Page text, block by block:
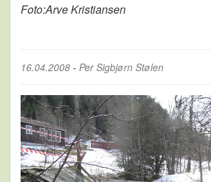
Foto:Arve Kristiansen
16.04.2008 - Per Sigbjørn Stølen